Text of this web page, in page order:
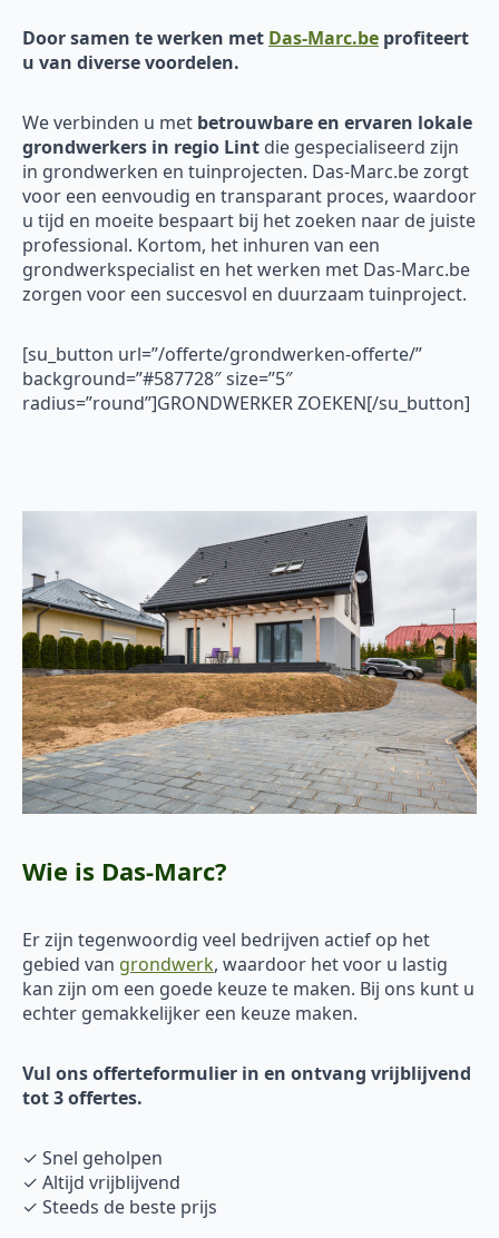
Door samen te werken met Das-Marc.be profiteert
u van diverse voordelen.
We verbinden u met betrouwbare en ervaren lokale
grondwerkers in regio Lint die gespecialiseerd zijn
in grondwerken en tuinprojecten. Das-Marc.be zorgt
voor een eenvoudig en transparant proces, waardoor
u tijd en moeite bespaart bij het zoeken naar de juiste
professional. Kortom, het inhuren van een
grondwerkspecialist en het werken met Das-Marc.be
zorgen voor een succesvol en duurzaam tuinproject.
[su_button url=”/offerte/grondwerken-offerte/”
background=”#587728″ size=”5″
radius=”round”]GRONDWERKER ZOEKEN[/su_button]
Wie is Das-Marc?
Er zijn tegenwoordig veel bedrijven actief op het
gebied van grondwerk, waardoor het voor u lastig
kan zijn om een goede keuze te maken. Bij ons kunt u
echter gemakkelijker een keuze maken.
Vul ons offerteformulier in en ontvang vrijblijvend
tot 3 offertes.
✓ Snel geholpen
✓ Altijd vrijblijvend
✓ Steeds de beste prijs